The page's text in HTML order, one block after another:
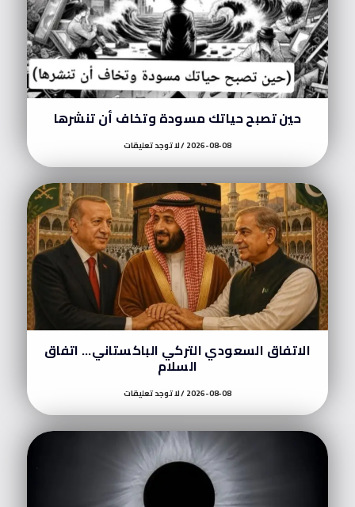
حين تصبح حياتك مسودة وتخاف أن تنشرها
2026-08-08 لا توجد تعليقات
الاتفاق السعودي التركي الباكستاني… اتفاق
السلام
2026-08-08 لا توجد تعليقات